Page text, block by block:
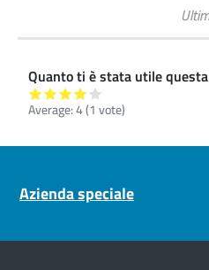
Quanto ti è stata utile
Average:4(1 vote)
Azienda speciale